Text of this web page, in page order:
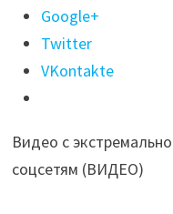
"Бывший
мэр
Иркутска
Виктор
подрифтовал
на
Google+
Twitter
VKontakte
Видео с
соцсетям (ВИДЕО)